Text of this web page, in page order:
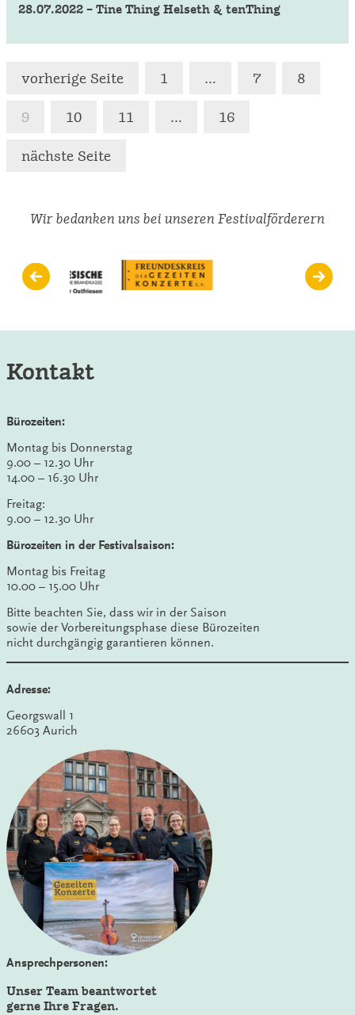
28.07.2022 – Tine Thing Helseth & tenThing
Beiträge
vorherige Seite 1 … 7 8
9 10 11 … 16
nächste Seite
Wir bedanken uns bei unseren Festivalförderern
Kontakt
Bürozeiten:
Montag bis Donnerstag
9.00 – 12.30 Uhr
14.00 – 16.30 Uhr
Freitag:
9.00 – 12.30 Uhr
Bürozeiten in der Festivalsaison:
Montag bis Freitag
10.00 – 15.00 Uhr
Bitte beachten Sie, dass wir in der Saison
sowie der Vorbereitungsphase diese Bürozeiten
nicht durchgängig garantieren können.
Adresse:
Georgswall 1
26603 Aurich
Ansprechpersonen:
Unser Team beantwortet
gerne Ihre Fragen.